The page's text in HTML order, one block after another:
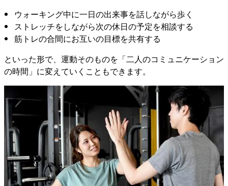
ウォーキング中に一日の出来事を話しながら歩く
ストレッチをしながら次の休日の予定を相談する
筋トレの合間にお互いの目標を共有する
といった形で、運動そのものを「二人のコミュニケーション
の時間」に変えていくこともできます。